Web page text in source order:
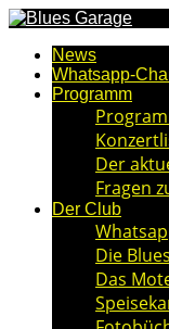
News
Whatsapp-
Programm
Der
Fragen
Der Club
Die
Das